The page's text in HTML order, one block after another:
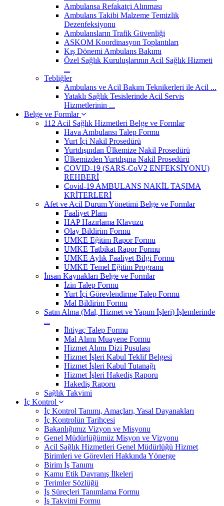
Ambulansa Refakatçi Alınması
Ambulans Takibi Malzeme Temizlik
Dezenfeksiyonu
Ambulansların Trafik Güvenliği
ASKOM Koordinasyon Toplantıları
Kış Dönemi Ambulans Bakımı
Özel Sağlık Kuruluşlarının Acil Sağlık Hizmeti
...
Tebliğler
Ambulans ve Acil Bakım Teknikerleri ile Acil ...
Yataklı Sağlık Tesislerinde Acil Servis
Hizmetlerinin ...
Belge ve Formlar
112 Acil Sağlık Hizmetleri Belge ve Formlar
Hava Ambulansı Talep Formu
Yurt İçi Nakil Prosedürü
Yurtdışından Ülkemize Nakil Prosedürü
Ülkemizden Yurtdışına Nakil Prosedürü
COVID-19 (SARS-CoV2 ENFEKSİYONU)
REHBERİ
Covid-19 AMBULANS NAKİL TAŞIMA
KRİTERLERİ
Afet ve Acil Durum Yönetimi Belge ve Formlar
Faaliyet Planı
HAP Hazırlama Klavuzu
Olay Bildirim Formu
UMKE Eğitim Rapor Formu
UMKE Tatbikat Rapor Formu
UMKE Aylık Faaliyet Bilgi Formu
UMKE Temel Eğitim Programı
İnsan Kaynakları Belge ve Formlar
İzin Talep Formu
Yurt İçi Görevlendirme Talep Formu
Mal Bildirim Formu
Satın Alma (Mal, Hizmet ve Yapım İşleri) İşlemlerinde
...
İhtiyaç Talep Formu
Mal Alımı Muayene Formu
Hizmet Alımı Dizi Pusulası
Hizmet İşleri Kabul Teklif Belgesi
Hizmet İşleri Kabul Tutanağı
Hizmet İşleri Hakediş Raporu
Hakediş Raporu
Sağlık Takvimi
İç Kontrol
İç Kontrol Tanımı, Amaçları, Yasal Dayanakları
İç Kontrolün Tarihçesi
Bakanlığımız Vizyon ve Misyonu
Genel Müdürlüğümüz Misyon ve Vizyonu
Acil Sağlık Hizmetleri Genel Müdürlüğü Hizmet
Birimleri ve Görevleri Hakkında Yönerge
Birim İş Tanımı
Kamu Etik Davranış İlkeleri
Terimler Sözlüğü
İş Süreçleri Tanımlama Formu
İş Takvimi Formu